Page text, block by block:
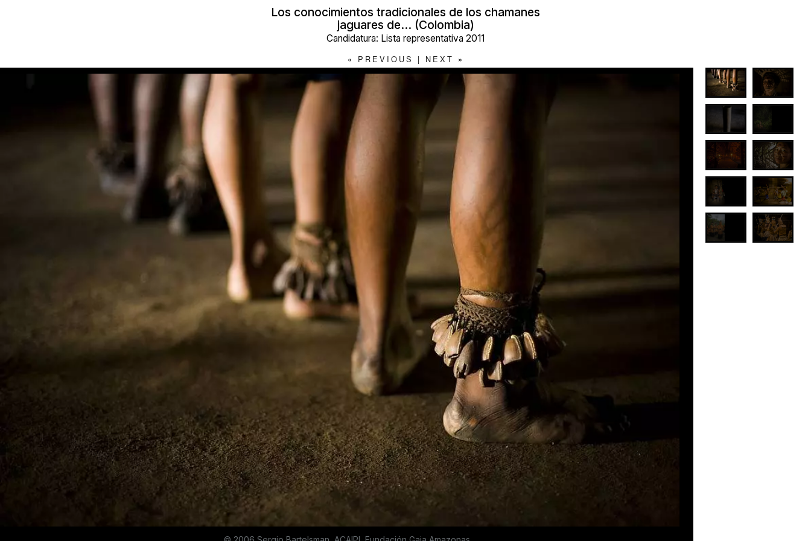
Los conocimientos tradicionales de los chamanes
jaguares de… (Colombia)
Candidatura: Lista representativa 2011
« PREVIOUS | NEXT »